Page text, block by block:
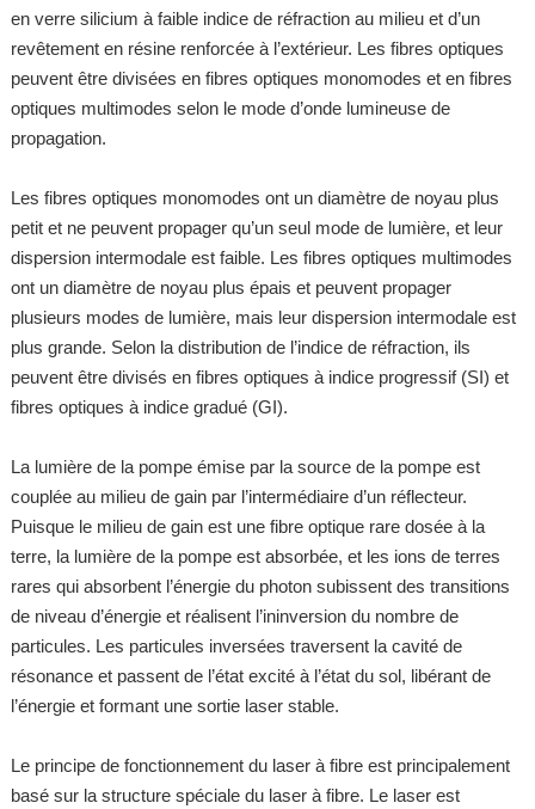
en verre silicium à faible indice de réfraction au milieu et d’un
revêtement en résine renforcée à l’extérieur. Les fibres optiques
peuvent être divisées en fibres optiques monomodes et en fibres
optiques multimodes selon le mode d’onde lumineuse de
propagation.
Les fibres optiques monomodes ont un diamètre de noyau plus
petit et ne peuvent propager qu’un seul mode de lumière, et leur
dispersion intermodale est faible. Les fibres optiques multimodes
ont un diamètre de noyau plus épais et peuvent propager
plusieurs modes de lumière, mais leur dispersion intermodale est
plus grande. Selon la distribution de l’indice de réfraction, ils
peuvent être divisés en fibres optiques à indice progressif (SI) et
fibres optiques à indice gradué (GI).
La lumière de la pompe émise par la source de la pompe est
couplée au milieu de gain par l’intermédiaire d’un réflecteur.
Puisque le milieu de gain est une fibre optique rare dosée à la
terre, la lumière de la pompe est absorbée, et les ions de terres
rares qui absorbent l’énergie du photon subissent des transitions
de niveau d’énergie et réalisent l’ininversion du nombre de
particules. Les particules inversées traversent la cavité de
résonance et passent de l’état excité à l’état du sol, libérant de
l’énergie et formant une sortie laser stable.
Le principe de fonctionnement du laser à fibre est principalement
basé sur la structure spéciale du laser à fibre. Le laser est